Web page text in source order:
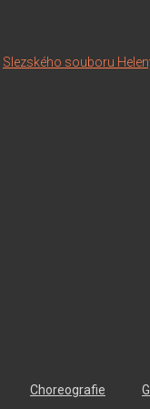
Slezského souboru
Choreografie